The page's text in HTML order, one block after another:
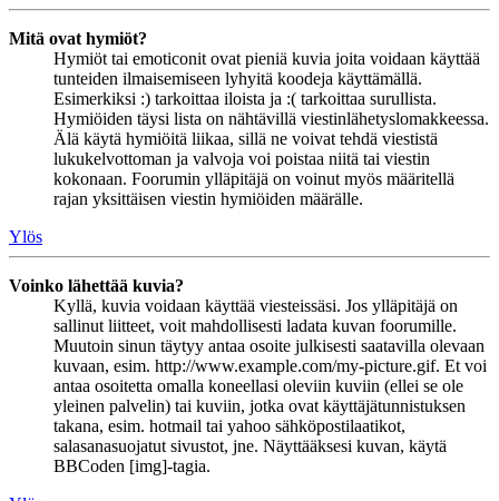
Mitä ovat hymiöt?
Hymiöt tai emoticonit ovat pieniä kuvia joita voidaan käyttää
tunteiden ilmaisemiseen lyhyitä koodeja käyttämällä.
Esimerkiksi :) tarkoittaa iloista ja :( tarkoittaa surullista.
Hymiöiden täysi lista on nähtävillä viestinlähetyslomakkeessa.
Älä käytä hymiöitä liikaa, sillä ne voivat tehdä viestistä
lukukelvottoman ja valvoja voi poistaa niitä tai viestin
kokonaan. Foorumin ylläpitäjä on voinut myös määritellä
rajan yksittäisen viestin hymiöiden määrälle.
Ylös
Voinko lähettää kuvia?
Kyllä, kuvia voidaan käyttää viesteissäsi. Jos ylläpitäjä on
sallinut liitteet, voit mahdollisesti ladata kuvan foorumille.
Muutoin sinun täytyy antaa osoite julkisesti saatavilla olevaan
kuvaan, esim. http://www.example.com/my-picture.gif. Et voi
antaa osoitetta omalla koneellasi oleviin kuviin (ellei se ole
yleinen palvelin) tai kuviin, jotka ovat käyttäjätunnistuksen
takana, esim. hotmail tai yahoo sähköpostilaatikot,
salasanasuojatut sivustot, jne. Näyttääksesi kuvan, käytä
BBCoden [img]-tagia.